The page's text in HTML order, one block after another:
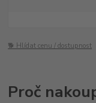
🐕 Hlídat cenu / dostupnost